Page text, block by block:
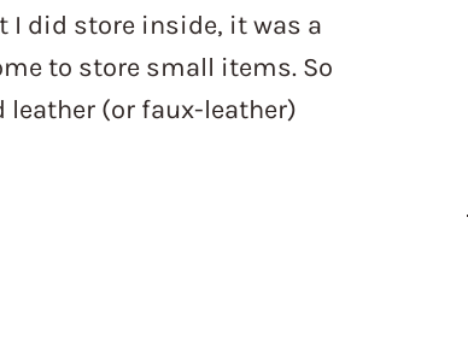
I did store inside, it was a
to store small items. So
leather (or faux-leather)